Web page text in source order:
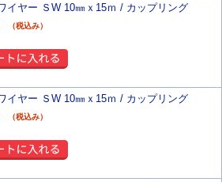
イヤー ＳW 10㎜ｘ15ｍ / カップリング
（税込み）
イヤー ＳW 10㎜ｘ15ｍ / カップリング
（税込み）